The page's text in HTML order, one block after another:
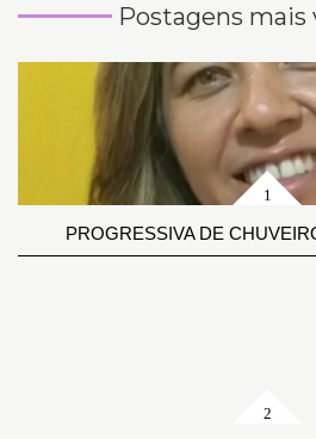
Postagens mais
PROGRESSIVA DE